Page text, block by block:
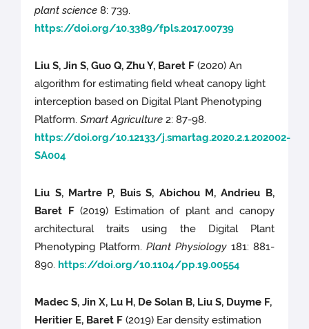
plant science 8: 739.
https://doi.org/10.3389/fpls.2017.00739
Liu S, Jin S, Guo Q, Zhu Y, Baret F (2020) An
algorithm for estimating field wheat canopy light
interception based on Digital Plant Phenotyping
Platform.Smart Agriculture 2: 87-98.
https://doi.org/10.12133/j.smartag.2020.2.1.202002-
SA004
Liu S, Martre P, Buis S, Abichou M, Andrieu B,
Baret F(2019) Estimation of plant and canopy
architectural traits using the Digital Plant
Phenotyping Platform.Plant Physiology 181: 881-
890. https://doi.org/10.1104/pp.19.00554
Madec S, Jin X, Lu H, De Solan B, Liu S, Duyme F,
Heritier E, Baret F (2019) Ear density estimation